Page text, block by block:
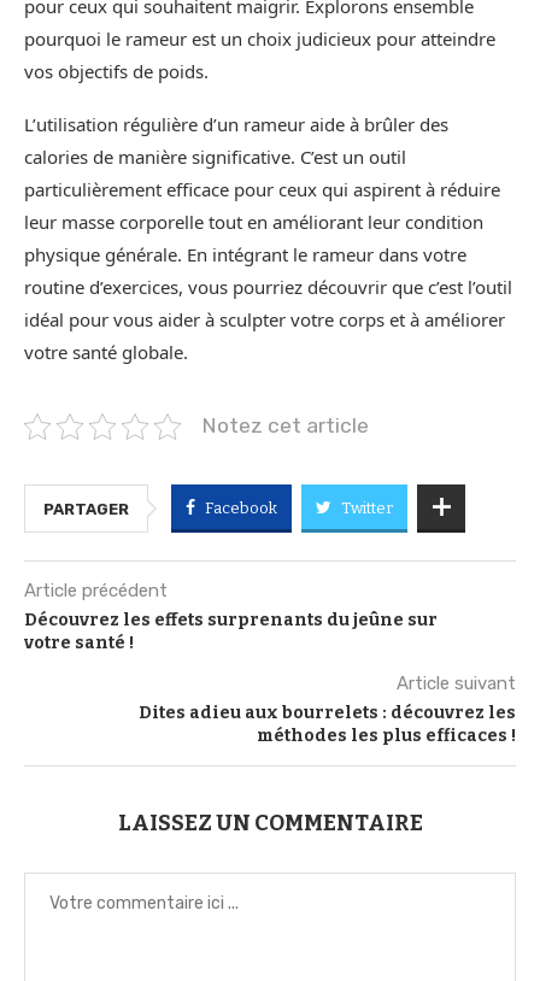
pour ceux qui souhaitent maigrir. Explorons ensemble
pourquoi le rameur est un choix judicieux pour atteindre
vos objectifs de poids.
L’utilisation régulière d’un rameur aide à brûler des
calories de manière significative. C’est un outil
particulièrement efficace pour ceux qui aspirent à réduire
leur masse corporelle tout en améliorant leur condition
physique générale. En intégrant le rameur dans votre
routine d’exercices, vous pourriez découvrir que c’est l’outil
idéal pour vous aider à sculpter votre corps et à améliorer
votre santé globale.
Notez cet article
PARTAGER Facebook Twitter
Article précédent
Découvrez les effets surprenants du jeûne sur
votre santé !
Article suivant
Dites adieu aux bourrelets : découvrez les
méthodes les plus efficaces !
LAISSEZ UN COMMENTAIRE